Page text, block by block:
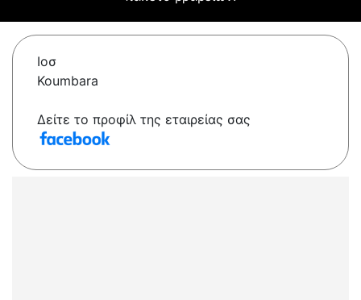
Ιοσ
Koumbara
Δείτε το προφίλ της εταιρείας σας